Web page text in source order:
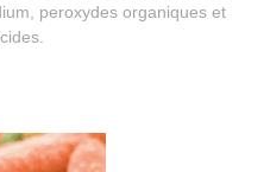
peroxydes organiques et